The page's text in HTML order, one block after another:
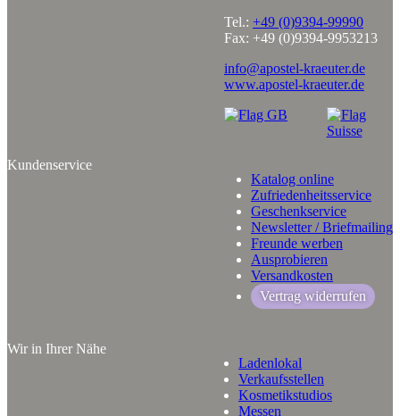
Tel.: +49 (0)9394-99990
Fax: +49 (0)9394-9953213
info@apostel-kraeuter.de
www.apostel-kraeuter.de
Kundenservice
Katalog online
Zufriedenheitsservice
Geschenkservice
Newsletter / Briefmailing
Freunde werben
Ausprobieren
Versandkosten
Vertrag widerrufen
Wir in Ihrer Nähe
Ladenlokal
Verkaufsstellen
Kosmetikstudios
Messen